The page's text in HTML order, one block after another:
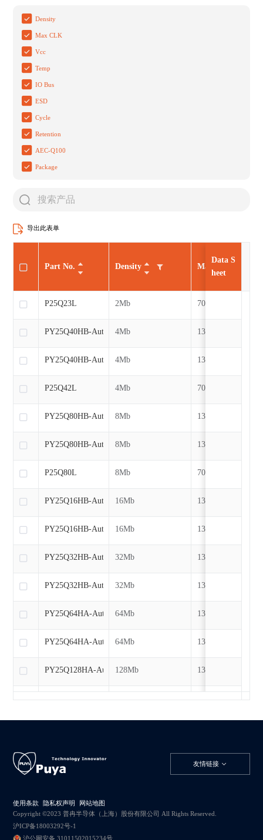
Density
Max CLK
Vcc
Temp
IO Bus
ESD
Cycle
Retention
AEC-Q100
Package
导出此表单
Density Max CLK
2Mb 70MHz
4Mb 133MHz
4Mb 133MHz
4Mb 70MHz
8Mb 133MHz
8Mb 133MHz
8Mb 70MHz
16Mb 133MHz
16Mb 133MHz
32Mb 133MHz
32Mb 133MHz
64Mb 133MHz
64Mb 133MHz
128Mb 133MHz
133MHz
512Mb 133MHz
Part No.
P25Q23L
PY25Q40HB-Auto
PY25Q40HB-Auto
P25Q42L
PY25Q80HB-Auto
PY25Q80HB-Auto
P25Q80L
PY25Q16HB-Auto
PY25Q16HB-Auto
PY25Q32HB-Auto
PY25Q32HB-Auto
PY25Q64HA-Auto
PY25Q64HA-Auto
PY25Q128HA-Auto
PY25Q512HB-Auto
Data S
heet
友情链接
使用条款 隐私权声明
网站地图
Copyright ©2023 普冉半导体（上海）股份有限公司 All Rights Reserved.
沪ICP备18003292号-1
沪公网安备 31011502015234号